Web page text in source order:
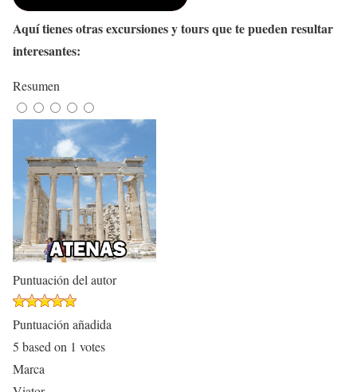
Aquí tienes otras excursiones y tours que te pueden resultar
interesantes:
Resumen
Puntuación del autor
Puntuación añadida
5 based on 1 votes
Marca